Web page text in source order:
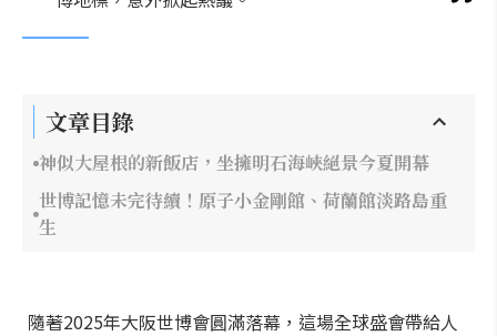
文章目錄
神似大屋根的新飯店，坐擁明石海峽絕景今夏開幕
世博記憶未完待續！原子小金剛館、荷蘭館淡路島重
生
隨著2025年大阪世博會圓滿落幕，這場全球盛會帶給人